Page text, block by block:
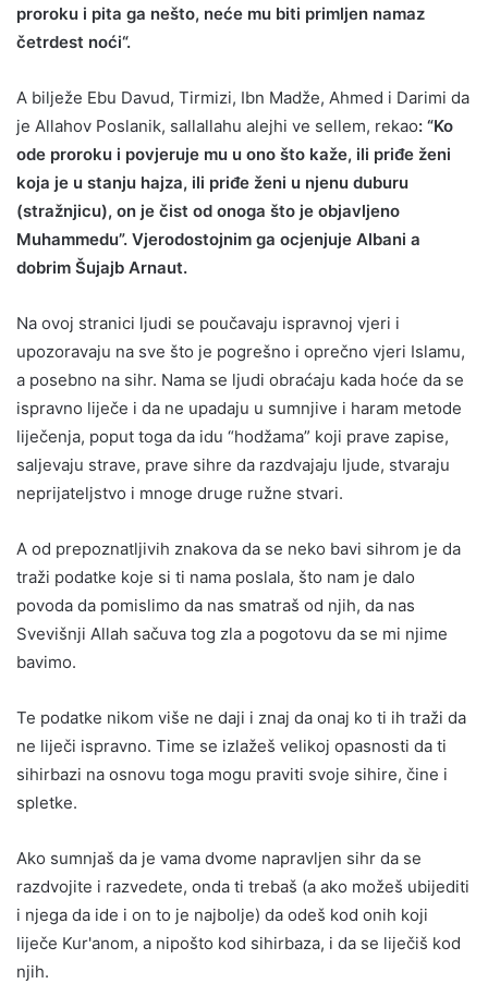
proroku i pita ga nešto, neće mu biti primljen namaz
četrdest noći“.
A bilježe Ebu Davud, Tirmizi, Ibn Madže, Ahmed i Darimi da
je Allahov Poslanik, sallallahu alejhi ve sellem, rekao: “Ko
ode proroku i povjeruje mu u ono što kaže, ili priđe ženi
koja je u stanju hajza, ili priđe ženi u njenu duburu
(stražnjicu), on je čist od onoga što je objavljeno
Muhammedu”. Vjerodostojnim ga ocjenjuje Albani a
dobrim Šujajb Arnaut.
Na ovoj stranici ljudi se poučavaju ispravnoj vjeri i
upozoravaju na sve što je pogrešno i oprečno vjeri Islamu,
a posebno na sihr. Nama se ljudi obraćaju kada hoće da se
ispravno liječe i da ne upadaju u sumnjive i haram metode
liječenja, poput toga da idu “hodžama” koji prave zapise,
saljevaju strave, prave sihre da razdvajaju ljude, stvaraju
neprijateljstvo i mnoge druge ružne stvari.
A od prepoznatljivih znakova da se neko bavi sihrom je da
traži podatke koje si ti nama poslala, što nam je dalo
povoda da pomislimo da nas smatraš od njih, da nas
Svevišnji Allah sačuva tog zla a pogotovu da se mi njime
bavimo.
Te podatke nikom više ne daji i znaj da onaj ko ti ih traži da
ne liječi ispravno. Time se izlažeš velikoj opasnosti da ti
sihirbazi na osnovu toga mogu praviti svoje sihire, čine i
spletke.
Ako sumnjaš da je vama dvome napravljen sihr da se
razdvojite i razvedete, onda ti trebaš (a ako možeš ubijediti
i njega da ide i on to je najbolje) da odeš kod onih koji
liječe Kur'anom, a nipošto kod sihirbaza, i da se liječiš kod
njih.